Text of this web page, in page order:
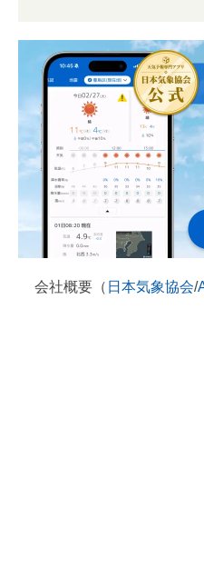
会社概要（ 日本気象協会/